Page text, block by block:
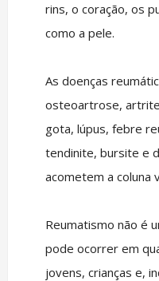
rins, o coração, os
como a pele.
As doenças
osteoartrose,
gota, lúpus, febre
tendinite, bursite e
acometem a coluna
Reumatismo não é
pode ocorrer em
jovens, crianças e,